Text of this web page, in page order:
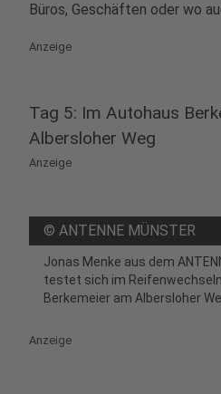
Büros, Geschäften oder wo
Anzeige
Tag 5: Im Autohaus
Albersloher Weg
Anzeige
© ANTENNE MÜNSTER
Jonas Menke aus dem
testet sich im
Berkemeier am Albersloher
Anzeige